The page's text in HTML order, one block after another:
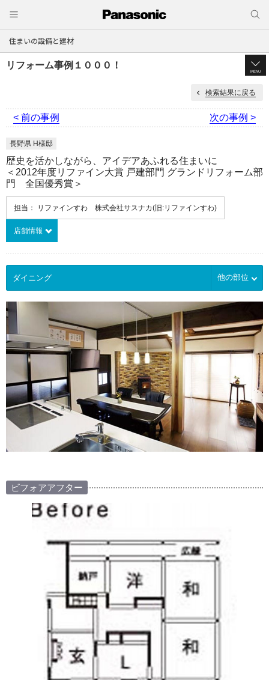
住まいの設備と建材
リフォーム事例１０００！
MENU
検索結果に戻る
< 前の事例 次の事例 >
長野県 H様邸
歴史を活かしながら、アイデアあふれる住まいに
＜2012年度リファイン大賞 戸建部門 グランドリフォーム部
門 全国優秀賞＞
担当： リファインすわ 株式会社サスナカ(旧:リファインすわ)
店舗情報
他の部位
ビフォアアフター